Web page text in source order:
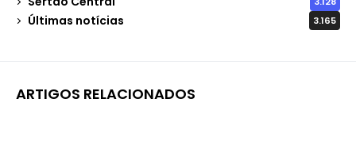
Últimas notícias 3.165
ARTIGOS RELACIONADOS